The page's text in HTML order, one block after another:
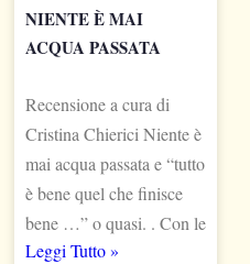
NIENTE È MAI
ACQUA PASSATA
Recensione a cura di
Cristina Chierici Niente è
mai acqua passata e “tutto
è bene quel che finisce
bene …” o quasi. . Con le
Leggi Tutto »